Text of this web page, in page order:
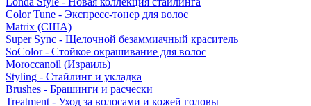
Color Tune - Экспресс-тонер для волос
Matrix (США)
Super Sync - Щелочной безаммиачный краситель
SoColor - Стойкое окрашивание для волос
Moroccanoil (Израиль)
Styling - Стайлинг и укладка
Brushes - Брашинги и расчески
Treatment - Уход за волосами и кожей головы